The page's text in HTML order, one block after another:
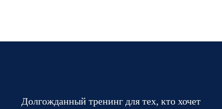
Долгожданный тренинг для тех, кто хочет